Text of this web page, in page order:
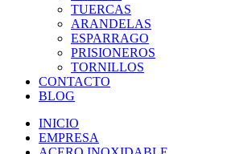
TUERCAS
ARANDELAS
ESPARRAGO
PRISIONEROS
TORNILLOS
CONTACTO
BLOG
INICIO
EMPRESA